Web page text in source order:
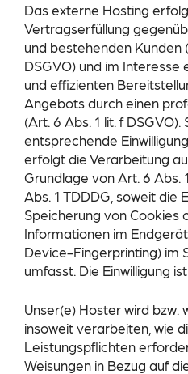
Das externe Hosting
Vertragserfüllung
und bestehenden Kunden
DSGVO) und im Interesse
und effizienten
Angebots durch einen
(Art. 6 Abs. 1 lit. f DSGVO).
entsprechende
erfolgt die Verarbeitung
Grundlage von Art. 6 Abs.
Abs. 1 TDDDG, soweit die
Speicherung von Cookies
Informationen im Endgerät
Device-Fingerprinting) im
umfasst. Die Einwilligung
Unser(e) Hoster wird bzw.
insoweit verarbeiten, wie
Leistungspflichten
Weisungen in Bezug auf